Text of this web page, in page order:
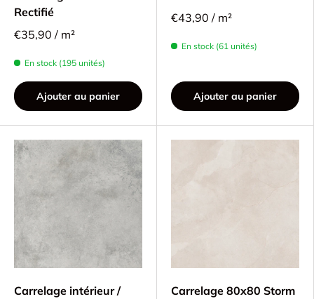
Rectifié
€35,90 / m²
En stock (195 unités)
Ajouter au panier
€43,90 / m²
En stock (61 unités)
Ajouter au panier
Carrelage intérieur /
Carrelage 80x80 Storm